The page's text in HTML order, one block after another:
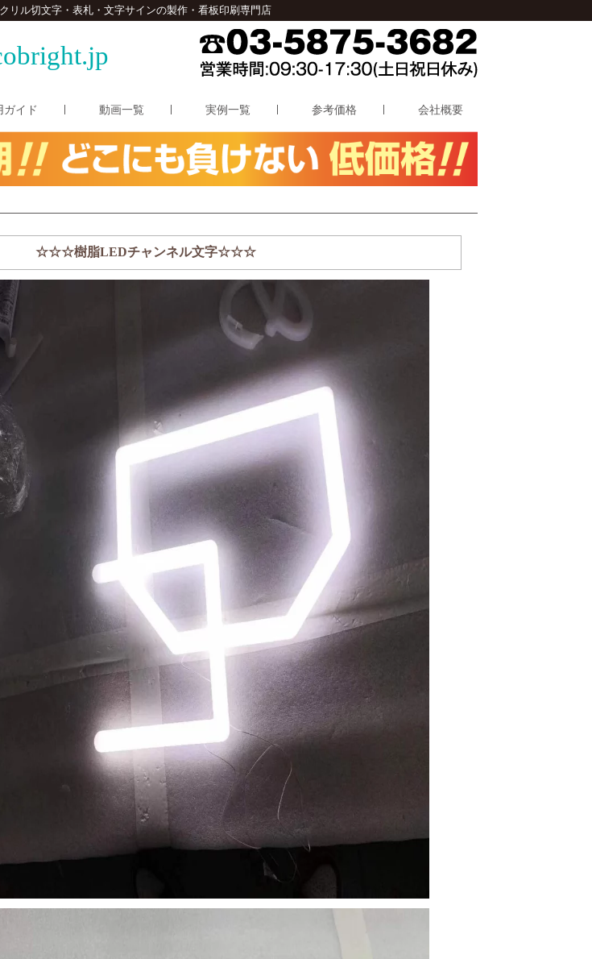
リル切文字・表札・文字サインの製作・看板印刷専門店
ガイド 動画一覧 実例一覧 参考価格 会社概要
☆☆☆樹脂LEDチャンネル文字☆☆☆